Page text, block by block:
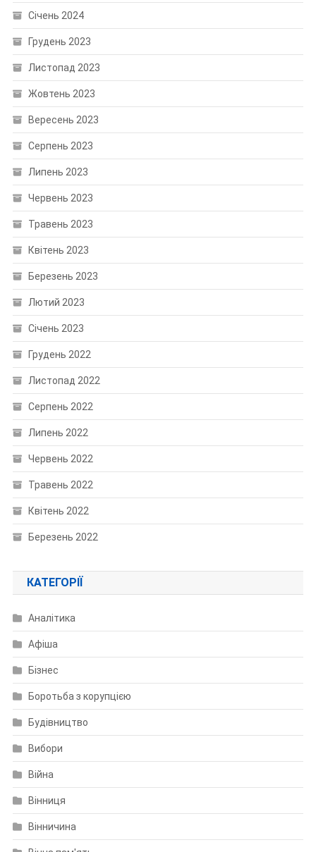
Січень 2024
Грудень 2023
Листопад 2023
Жовтень 2023
Вересень 2023
Серпень 2023
Липень 2023
Червень 2023
Травень 2023
Квітень 2023
Березень 2023
Лютий 2023
Січень 2023
Грудень 2022
Листопад 2022
Серпень 2022
Липень 2022
Червень 2022
Травень 2022
Квітень 2022
Березень 2022
КАТЕГОРІЇ
Аналітика
Афіша
Бізнес
Боротьба з корупцією
Будівництво
Вибори
Війна
Вінниця
Вінничина